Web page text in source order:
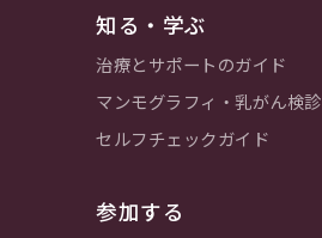
知る・学ぶ
治療とサポートのガイド
マンモグラフィ・乳がん検診
セルフチェックガイド
参加する